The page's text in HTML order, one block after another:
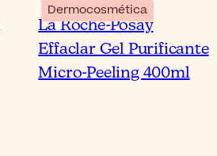
Dermocosmética
La Roche-Posay
Effaclar Gel Purificante
Micro-Peeling 400ml